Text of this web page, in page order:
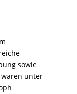
sowie
unter